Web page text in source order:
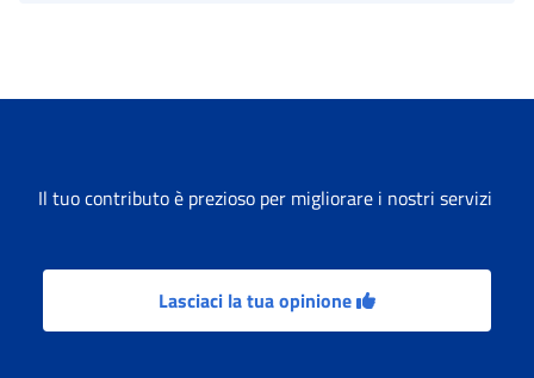
Il tuo contributo è prezioso per migliorare i nostri servizi
Lasciaci la tua opinione